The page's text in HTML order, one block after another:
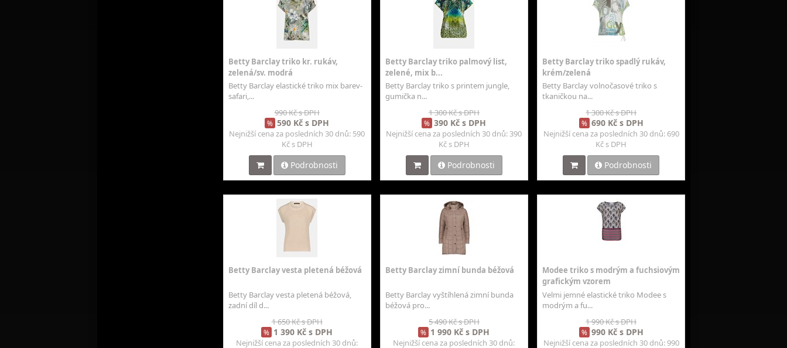
Betty Barclay triko kr. rukáv,
zelená/sv. modrá
Betty Barclay elastické triko mix barev-
safari,...
990 Kč s DPH
% 590 Kč s DPH
Nejnižší cena za posledních 30 dnů: 590
Kč s DPH
Podrobnosti
Betty Barclay triko palmový list,
zelené, mix b...
Betty Barclay triko s printem jungle,
gumička n...
1 300 Kč s DPH
% 390 Kč s DPH
Nejnižší cena za posledních 30 dnů: 390
Kč s DPH
Podrobnosti
Betty Barclay triko spadlý rukáv,
krém/zelená
Betty Barclay volnočasové triko s
tkaničkou na...
1 300 Kč s DPH
% 690 Kč s DPH
Nejnižší cena za posledních 30 dnů: 690
Kč s DPH
Podrobnosti
Betty Barclay vesta pletená béžová
Betty Barclay vesta pletená béžová,
zadní díl d...
1 650 Kč s DPH
% 1 390 Kč s DPH
Nejnižší cena za posledních 30 dnů:
Betty Barclay zimní bunda béžová
Betty Barclay vyštíhlená zimní bunda
béžová pro...
5 490 Kč s DPH
% 1 990 Kč s DPH
Nejnižší cena za posledních 30 dnů:
Modee triko s modrým a fuchsiovým
grafickým vzorem
Velmi jemné elastické triko Modee s
modrým a fu...
1 990 Kč s DPH
% 990 Kč s DPH
Nejnižší cena za posledních 30 dnů: 990